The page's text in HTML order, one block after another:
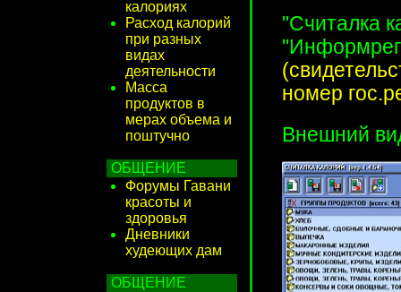
калориях
Расход калорий
при разных
видах
деятельности
Масса
продуктов в
мерах объема и
поштучно
ОБЩЕНИЕ
Форумы Гавани
красоты и
здоровья
Дневники
худеющих дам
ОБЩЕНИЕ
"Считалка
номер
Внешний